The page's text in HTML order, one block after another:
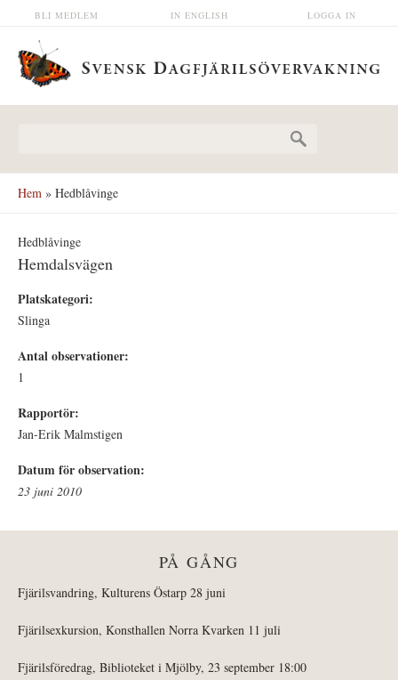
Hoppa till huvudinnehåll LOGGA IN
IN ENGLISH
BLI MEDLEM
Hem » Hedblåvinge
Hedblåvinge
Hemdalsvägen
Platskategori:
Slinga
Antal observationer:
1
Rapportör:
Jan-Erik Malmstigen
Datum för observation:
23 juni 2010
PÅ GÅNG
Fjärilsvandring, Kulturens Östarp 28 juni
Fjärilsexkursion, Konsthallen Norra Kvarken 11 juli
Fjärilsföredrag, Biblioteket i Mjölby, 23 september 18:00